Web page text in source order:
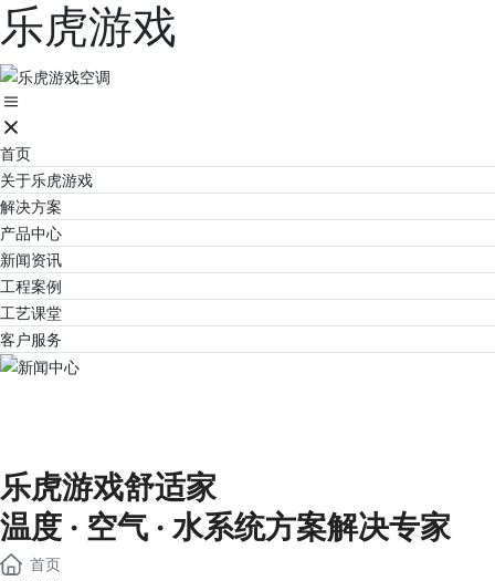
乐虎游戏
首页
关于乐虎游戏
解决方案
产品中心
新闻资讯
工程案例
工艺课堂
客户服务
乐虎游戏舒适家
温度 · 空气 · 水系统方案解决专家
首页